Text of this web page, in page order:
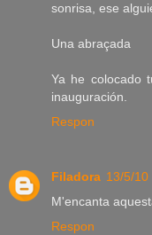
sonrisa, ese
Una abraçada
Ya he colocado
inauguración.
Respon
Filadora 13/5/10
M'encanta
Respon